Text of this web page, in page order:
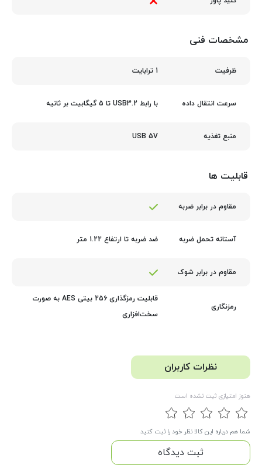
مشخصات فنی
ظرفیت 1 ترابایت
سرعت انتقال داده با رابط USB3.2 تا 5 گیگابیت بر ثانیه
منبع تغذیه USB 5V
قابلیت ها
مقاوم در برابر ضربه
آستانه تحمل ضربه ضد ضربه تا ارتفاع 1.22 متر
مقاوم در برابر شوک
رمزنگاری
قابلیت رمزگذاری 256 بیتی AES به صورت
سخت‌افزاری
نظرات کاربران
هنوز امتیازی ثبت نشده است
شما هم درباره این کالا نظر خود را ثبت کنید
ثبت دیدگاه